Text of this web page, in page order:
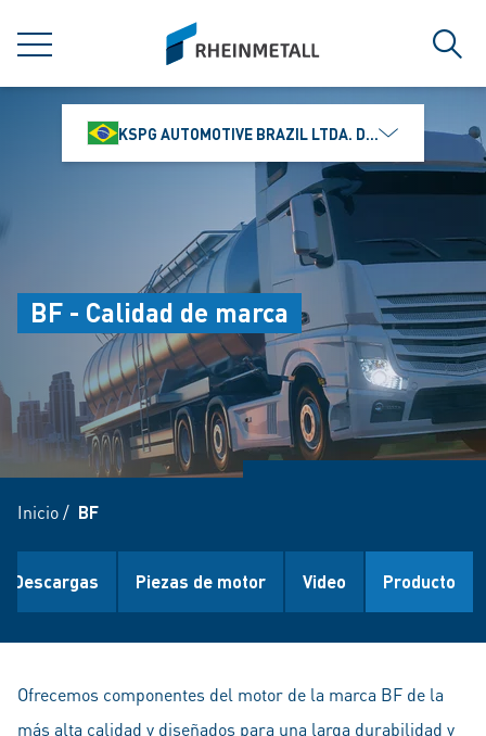
MENÚ
siteLogo
KSPG AUTOMOTIVE BRAZIL LTDA. DIVISÃO MS
BF - Calidad de marca
Inicio/ BF
Descargas Piezas de motor Video Producto
Ofrecemos componentes del motor de la marca BF de la
más alta calidad y diseñados para una larga durabilidad y